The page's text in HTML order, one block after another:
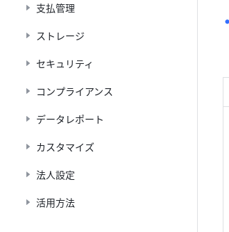
支払管理
ストレージ
セキュリティ
コンプライアンス
データレポート
カスタマイズ
法人設定
活用方法